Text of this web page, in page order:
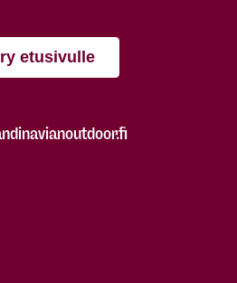
etusivulle